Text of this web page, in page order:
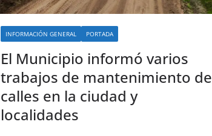
INFORMACIÓN GENERAL PORTADA
El Municipio informó varios
trabajos de mantenimiento de
calles en la ciudad y
localidades